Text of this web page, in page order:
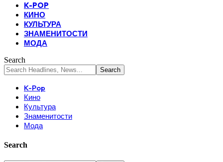
K-POP
КИНО
КУЛЬТУРА
ЗНАМЕНИТОСТИ
МОДА
Search
K-Pop
Кино
Культура
Знаменитости
Мода
Search